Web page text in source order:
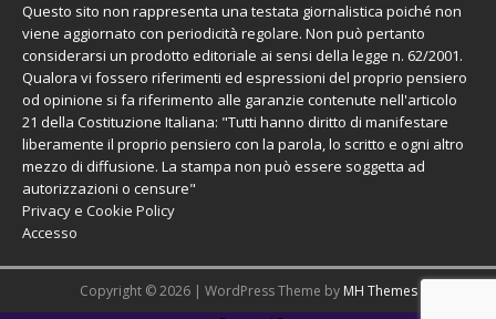
Questo sito non rappresenta una testata giornalistica poiché non
viene aggiornato con periodicità regolare. Non può pertanto
considerarsi un prodotto editoriale ai sensi della legge n. 62/2001.
Qualora vi fossero riferimenti ed espressioni del proprio pensiero
od opinione si fa riferimento alle garanzie contenute nell'articolo
21 della Costituzione Italiana: "Tutti hanno diritto di manifestare
liberamente il proprio pensiero con la parola, lo scritto e ogni altro
mezzo di diffusione. La stampa non può essere soggetta ad
autorizzazioni o censure"
Privacy e Cookie Policy
Accesso
Copyright © 2026 | WordPress Theme by MH Themes